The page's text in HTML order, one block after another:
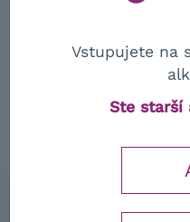
Vstupujete na
Ste starší